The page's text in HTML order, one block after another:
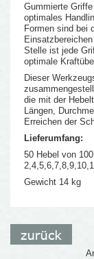
Gummierte
optimales
Formen sind bei
Stelle ist jede
optimale
Dieser
die mit der
Längen,
Erreichen der
Lieferumfang:
50 Hebel von
Gewicht 14 kg